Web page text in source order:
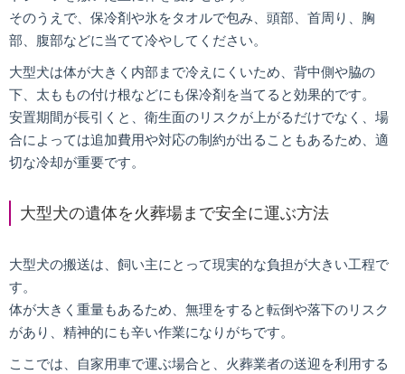
そのうえで、保冷剤や氷をタオルで包み、頭部、首周り、胸
部、腹部などに当てて冷やしてください。
大型犬は体が大きく内部まで冷えにくいため、背中側や脇の
下、太ももの付け根などにも保冷剤を当てると効果的です。
安置期間が長引くと、衛生面のリスクが上がるだけでなく、場
合によっては追加費用や対応の制約が出ることもあるため、適
切な冷却が重要です。
大型犬の遺体を火葬場まで安全に運ぶ方法
大型犬の搬送は、飼い主にとって現実的な負担が大きい工程で
す。
体が大きく重量もあるため、無理をすると転倒や落下のリスク
があり、精神的にも辛い作業になりがちです。
ここでは、自家用車で運ぶ場合と、火葬業者の送迎を利用する